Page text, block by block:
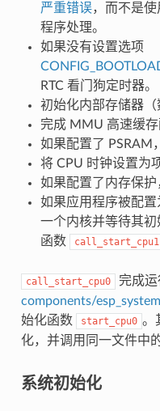
严重错误，而不是使
程序处理。
如果没有设置选项
RTC 看门狗定时器。
初始化内部存储器（
完成 MMU 高速缓存
如果配置了 PSRAM
将 CPU 时钟设置为
如果配置了内存保护
如果应用程序被配
一个内核并等待其初
函数
call_start_cpu1
call_start_cpu0
完成
components/
始化函数
start_cpu0 。
化，并调用同一文件中
系统初始化